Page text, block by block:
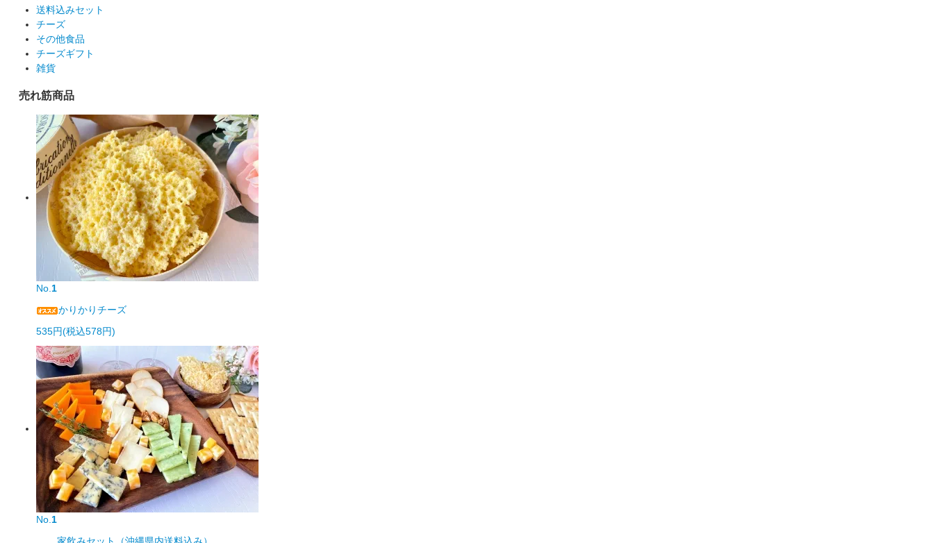
送料込みセット
チーズ
その他食品
チーズギフト
雑貨
売れ筋商品
No.1
かりかりチーズ
535円(税込578円)
No.1